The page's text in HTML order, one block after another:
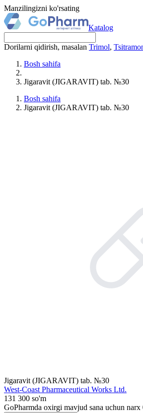
Manzilingizni ko'rsating
Katalog
Dorilarni qidirish, masalan Trimol,
Bosh sahifa
Jigaravit (JIGARAVIT) tab. №30
Bosh sahifa
Jigaravit (JIGARAVIT) tab. №30
Jigaravit (JIGARAVIT) tab. №30
West-Coast Pharmaceutical Works Ltd.
131 300 so'm
GoPharmda oxirgi mavjud sana uchun narx